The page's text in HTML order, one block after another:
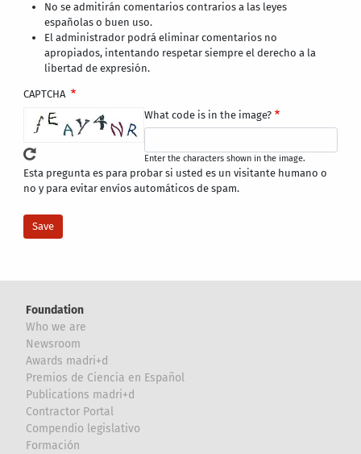
No se admitirán comentarios contrarios a las leyes
españolas o buen uso.
El administrador podrá eliminar comentarios no
apropiados, intentando respetar siempre el derecho a la
libertad de expresión.
CAPTCHA
What code is in the image?
Enter the characters shown in the image.
Esta pregunta es para probar si usted es un visitante humano o
no y para evitar envíos automáticos de spam.
Foundation
Who we are
Newsroom
Awards madri+d
Premios de Ciencia en Español
Publications madri+d
Contractor Portal
Compendio legislativo
Formación